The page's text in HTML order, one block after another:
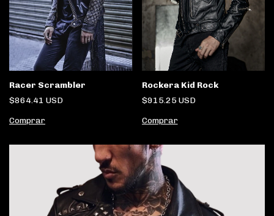
Racer Scrambler
$864.41 USD
Comprar
Rockera Kid Rock
$915.25 USD
Comprar